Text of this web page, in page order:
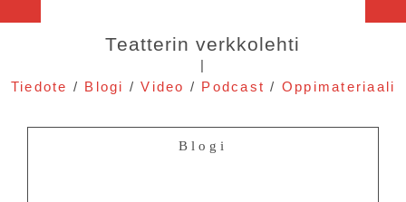
Teatterin verkkolehti
|
Tiedote / Blogi /Video / Podcast / Oppimateriaali
Blogi